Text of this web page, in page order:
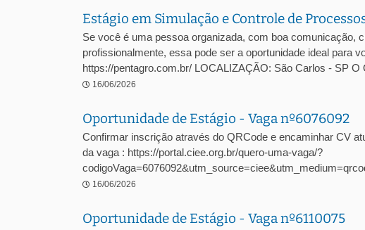
Estágio em Simulação e Controle de
Se você é uma pessoa organizada, com boa comunicação,
profissionalmente, essa pode ser a oportunidade ideal para
https://pentagro.com.br/ LOCALIZAÇÃO: São Carlos - SP
16/06/2026
Oportunidade de Estágio - Vaga nº6076092
Confirmar inscrição através do QRCode e encaminhar CV
da vaga : https://portal.ciee.org.br/quero-uma-vaga/?
16/06/2026
Oportunidade de Estágio - Vaga nº6110075